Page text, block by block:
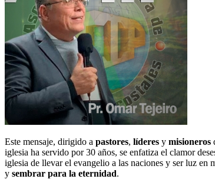
Este mensaje, dirigido a pastores, líderes y misioneros
iglesia ha servido por 30 años, se enfatiza el clamor
iglesia de llevar el evangelio a las naciones y ser luz en
y sembrar para la eternidad.